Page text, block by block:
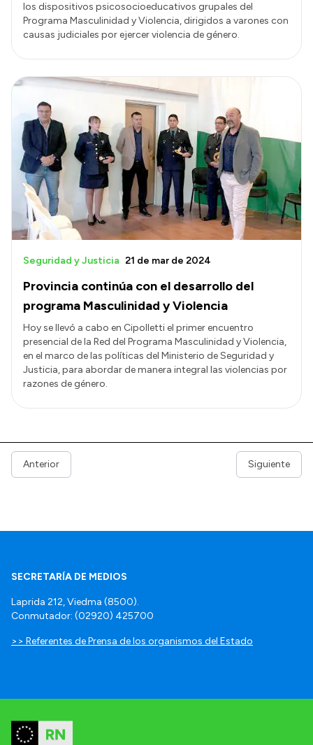
los dispositivos psicosocioeducativos grupales del
Programa Masculinidad y Violencia, dirigidos a varones con
causas judiciales por ejercer violencia de género.
Provincia continúa con el desarrollo del
programa Masculinidad y Violencia
Seguridad y Justicia 21 de mar de 2024
Hoy se llevó a cabo en Cipolletti el primer encuentro
presencial de la Red del Programa Masculinidad y Violencia,
en el marco de las políticas del Ministerio de Seguridad y
Justicia, para abordar de manera integral las violencias por
razones de género.
Anterior Siguiente
SECRETARÍA DE MEDIOS
Laprida 212, Viedma (8500).
Conmutador: (02920) 425700
>> Referentes de Prensa de los organismos del Estado